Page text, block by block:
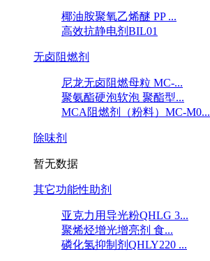
椰油胺聚氧乙烯醚 PP ...
高效抗静电剂BIL01
无卤阻燃剂
尼龙无卤阻燃母粒 MC-...
聚氨酯硬泡软泡 聚酯型...
MCA阻燃剂（粉料）MC-M0...
除味剂
暂无数据
其它功能性助剂
亚克力用导光粉QHLG 3...
聚烯烃增光增亮剂 食...
磷化氢抑制剂QHLY220 ...